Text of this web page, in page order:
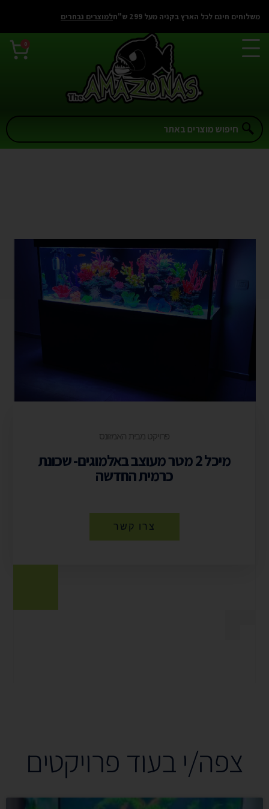
משלוחים חינם לכל הארץ בקניה מעל 299 ש"ח למוצרים נבחרים
0
פרויקט מבית האמזונס
מיכל 2 מטר מעוצב באלמוגים- שכונת
כרמית החדשה
צרו קשר
צפה/י בעוד פרויקטים